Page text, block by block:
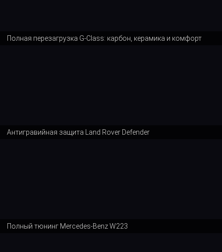
Полная перезагрузка G-Class: карбон, керамика и комфорт
Антигравийная защита Land Rover Defender
Полный тюнинг Mercedes-Benz W223